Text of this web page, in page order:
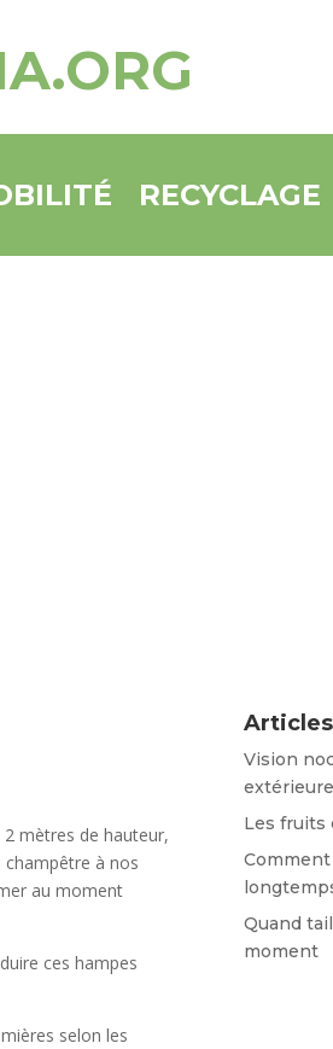
RECYCLAGE
mètres de hauteur,
à nos
au moment
ces hampes
selon les
Vision
Les fruits
Quand
moment